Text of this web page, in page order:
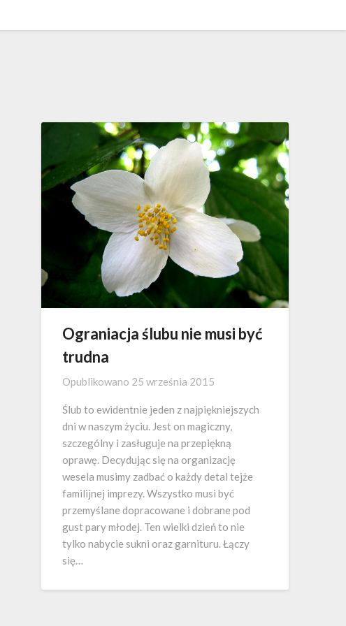
Ograniacja ślubu nie musi być
trudna
Opublikowano 25 września 2015
Ślub to ewidentnie jeden z najpiękniejszych
dni w naszym życiu. Jest on magiczny,
szczególny i zasługuje na przepiękną
oprawę. Decydując się na organizację
wesela musimy zadbać o każdy detal tejże
familijnej imprezy. Wszystko musi być
przemyślane dopracowane i dobrane pod
gust pary młodej. Ten wielki dzień to nie
tylko nabycie sukni oraz garnituru. Łączy
się…